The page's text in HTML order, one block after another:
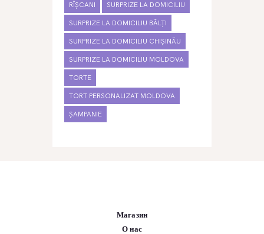
RÎȘCANI SURPRIZE LA DOMICILIU
SURPRIZE LA DOMICILIU BĂLȚI
SURPRIZE LA DOMICILIU CHIȘINĂU
SURPRIZE LA DOMICILIU MOLDOVA
TORTE
TORT PERSONALIZAT MOLDOVA
ȘAMPANIE
Магазин
О нас